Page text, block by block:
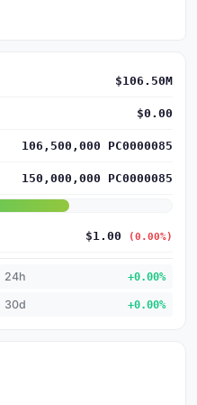
$106.50M
$0.00
106,500,000 PC0000085
150,000,000 PC0000085
$1.00 (0.00%)
24h +0.00%
30d +0.00%